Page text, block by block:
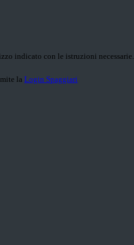
indicato con le istruzioni necessarie.
la Login Spaggiari